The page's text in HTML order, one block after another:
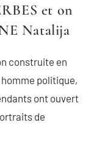
et on
Natalija
construite en
politique,
ont ouvert
de